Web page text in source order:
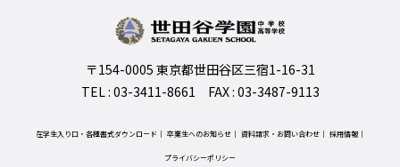
〒154-0005 東京都世田谷区三宿1-16-31
TEL : 03-3411-8661 FAX : 03-3487-9113
在学生入り口・各種書式ダウンロード 卒業生へのお知らせ 資料請求・お問い合わせ 採用情報
プライバシーポリシー